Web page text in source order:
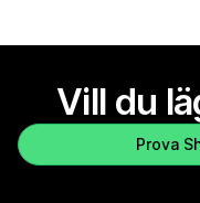
Vill du
Prova